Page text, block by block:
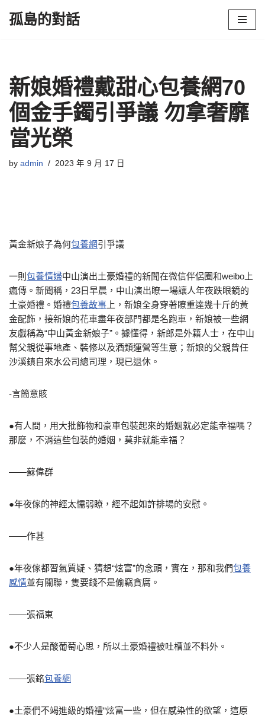
孤島的對話
新娘婚禮戴甜心包養網70
個金手鐲引爭議 勿拿奢靡
當光榮
by admin 2023 年 9 月 17 日
黃金新娘子為何包養網引爭議
一則 包養情婦中山演出土豪婚禮的新聞在微信伴侶圈和weibo上
瘋傳。新聞稱，23日早晨，中山演出瞭一場讓人年夜跌眼鏡的
土豪婚禮。婚禮包養故事 上，新娘全身穿著瞭重達幾十斤的黃
金配飾，接新娘的花車盡年夜部門都是名跑車，新娘被一些網
友戲稱為“中山黃金新娘子”。據懂得，新郎是外籍人士，在中山
幫父親從事地產、裝修以及酒類運營等生意；新娘的父親曾任
沙溪鎮自來水公司總司理，現已退休。
-言簡意賅
●有人問，用大批飾物和豪車包裝起來的婚姻就必定能幸福嗎？
那麼，不消這些包裝的婚姻，莫非就能幸福？
——蘇偉群
●年夜傢的神經太懦弱瞭，經不起如許排場的安慰。
——作甚
●年夜傢都習氣質疑、猜想“炫富”的念頭，實在，那和我們包養
感情並有關聯，隻要錢不是偷竊貪腐。
——張福東
●不少人是酸葡萄心思，所以土豪婚禮被吐槽並不料外。
——張銘包養網
●土豪們不竭進級的婚禮“炫富一些，但在感染性的欲望，這原